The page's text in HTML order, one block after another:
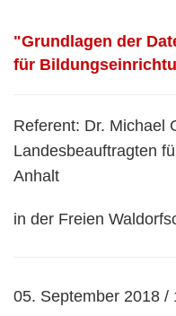
"Grundlagen der
für
Referent: Dr. Michael
Landesbeauftragten
Anhalt
in der Freien
05. September 2018 /